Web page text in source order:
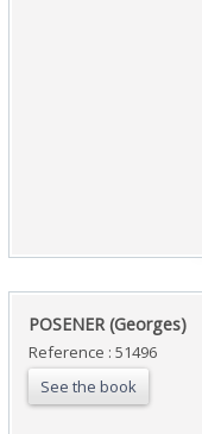
‎POSENER (Georges)‎
Reference : 51496
See the book